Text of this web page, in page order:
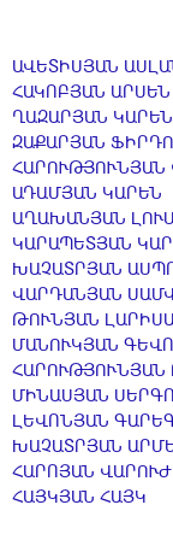
ԱՎԵՏԻՍՅԱՆ
ՀԱԿՈԲՅԱՆ ԱՐՍԵՆ
ՂԱԶԱՐՅԱՆ ԿԱՐԵՆ
ԶԱՔԱՐՅԱՆ
ՀԱՐՈՒԹՅՈՒՆՅԱՆ
ԱԴԱՄՅԱՆ ԿԱՐԵՆ
ԱՂԱԽԱՆՅԱՆ
ԿԱՐԱՊԵՏՅԱՆ
ԽԱՉԱՏՐՅԱՆ
ՎԱՐԴԱՆՅԱՆ
ԹՈՒՆՅԱՆ
ՄԱՆՈՒԿՅԱՆ
ՀԱՐՈՒԹՅՈՒՆՅԱՆ
ՄԻՆԱՍՅԱՆ ՍԵՐԳՈ
ԼԵՎՈՆՅԱՆ
ԽԱՉԱՏՐՅԱՆ
ՀԱՐՈՅԱՆ
ՀԱՅԿՅԱՆ ՀԱՅԿ